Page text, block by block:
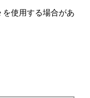
使⽤する場合があ